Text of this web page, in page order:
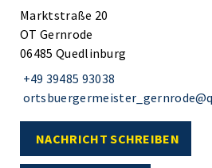
Marktstraße 20
OT Gernrode
06485 Quedlinburg
+49 39485 93038
NACHRICHT SCHREIBEN